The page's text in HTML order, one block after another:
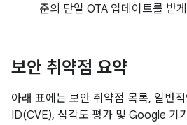
준의 단일 OTA 업데이트를 받
보안 취약점 요약
아래 표에는 보안 취약점 목록, 일반
ID(CVE), 심각도 평가 및 Google 기